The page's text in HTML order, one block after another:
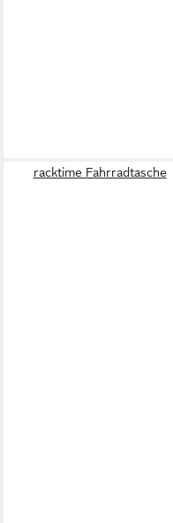
racktime Fahrradtasche